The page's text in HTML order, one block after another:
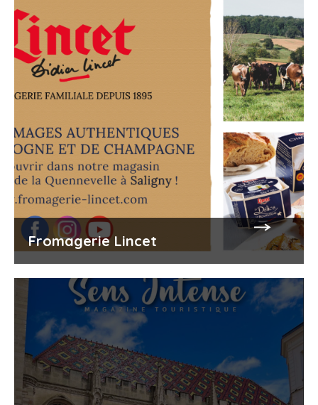
Fromagerie Lincet